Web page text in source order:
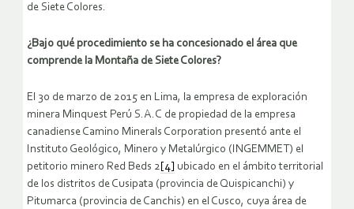
de Siete Colores.
¿Bajo qué procedimiento se ha concesionado el área que
comprende la Montaña de Siete Colores?
El 30 de marzo de 2015 en Lima, la empresa de exploración
minera Minquest Perú S.A.C de propiedad de la empresa
canadiense Camino Minerals Corporation presentó ante el
Instituto Geológico, Minero y Metalúrgico (INGEMMET) el
petitorio minero Red Beds 2 [4] ubicado en el ámbito territorial
de los distritos de Cusipata (provincia de Quispicanchi) y
Pitumarca (provincia de Canchis) en el Cusco, cuya área de